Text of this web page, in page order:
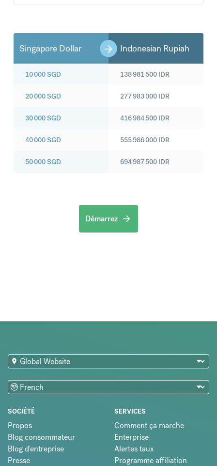
Singapore Dollar Indonesian Rupiah
10 000SGD
20 000SGD
30 000SGD
40 000SGD
50 000SGD
138 981 500 IDR
277 983 000 IDR
416 984 500 IDR
555 986 000 IDR
694 987 500 IDR
Démarrez
SOCIÉTÉ
Propos
Blog consommateur
Blog d'entreprise
Presse
SERVICES
Comment ça marche
Enterprise
Alertes taux
Programme affiliation